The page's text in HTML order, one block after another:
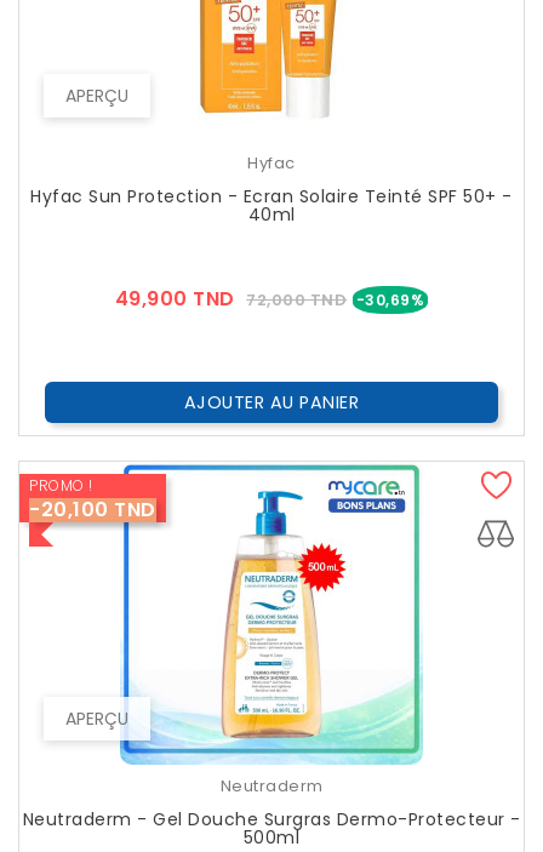
APERÇU
Hyfac
Hyfac Sun Protection - Ecran Solaire Teinté SPF 50+ -
40ml
49,900 TND Prix
72,000 TND -30,69%Prix
AJOUTER AU PANIER
APERÇU
PROMO !
-20,100 TND
Neutraderm
Neutraderm - Gel Douche Surgras Dermo-Protecteur -
500ml